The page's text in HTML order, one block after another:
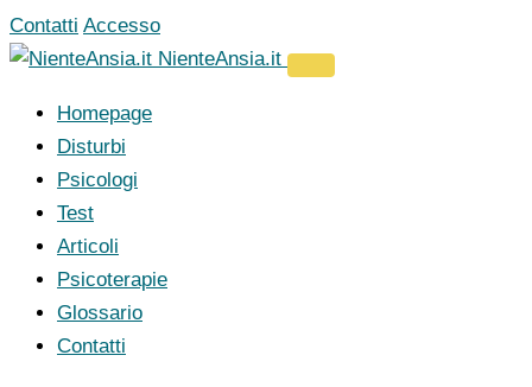
Vai
al
Contatti Accesso
NienteAnsia.it
Homepage
Disturbi
Psicologi
Test
Articoli
Psicoterapie
Glossario
Contatti